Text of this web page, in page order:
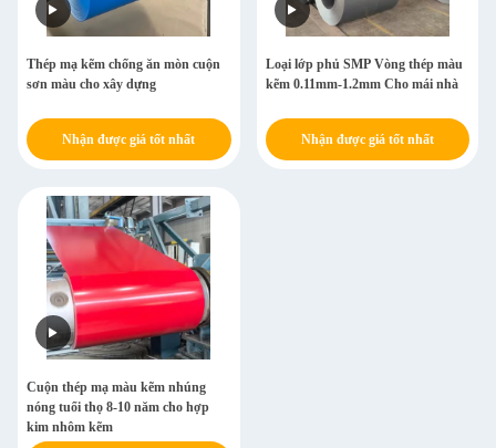
Thép mạ kẽm chống ăn mòn cuộn
sơn màu cho xây dựng
Nhận được giá tốt nhất
Loại lớp phủ SMP Vòng thép màu
kẽm 0.11mm-1.2mm Cho mái nhà
Nhận được giá tốt nhất
Cuộn thép mạ màu kẽm nhúng
nóng tuổi thọ 8-10 năm cho hợp
kim nhôm kẽm